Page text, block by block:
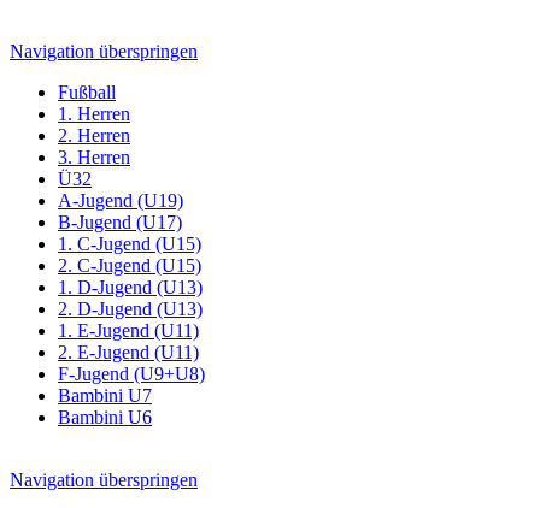
Navigation überspringen
Fußball
1. Herren
2. Herren
3. Herren
Ü32
A-Jugend (U19)
B-Jugend (U17)
1. C-Jugend (U15)
2. C-Jugend (U15)
1. D-Jugend (U13)
2. D-Jugend (U13)
1. E-Jugend (U11)
2. E-Jugend (U11)
F-Jugend (U9+U8)
Bambini U7
Bambini U6
Navigation überspringen